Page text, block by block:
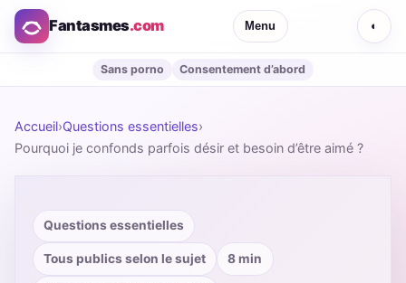
Fantasmes.com Menu ◐
Sans porno Consentement d’abord
Accueil›Questions essentielles›
Pourquoi je confonds parfois désir et besoin d’être aimé ?
Questions essentielles
Tous publics selon le sujet 8 min